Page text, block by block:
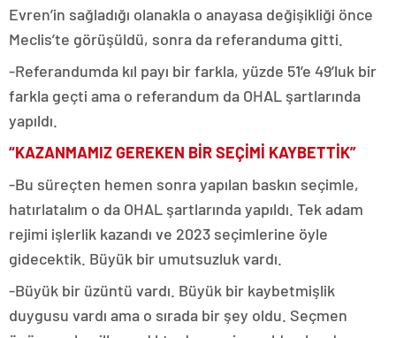
Evren’in sağladığı olanakla o anayasa değişikliği önce
Meclis’te görüşüldü, sonra da referanduma gitti.
-Referandumda kıl payı bir farkla, yüzde 51’e 49’luk bir
farkla geçti ama o referandum da OHAL şartlarında
yapıldı.
“KAZANMAMIZ GEREKEN BİR SEÇİMİ KAYBETTİK”
-Bu süreçten hemen sonra yapılan baskın seçimle,
hatırlatalım o da OHAL şartlarında yapıldı. Tek adam
rejimi işlerlik kazandı ve 2023 seçimlerine öyle
gidecektik. Büyük bir umutsuzluk vardı.
-Büyük bir üzüntü vardı. Büyük bir kaybetmişlik
duygusu vardı ama o sırada bir şey oldu. Seçmen